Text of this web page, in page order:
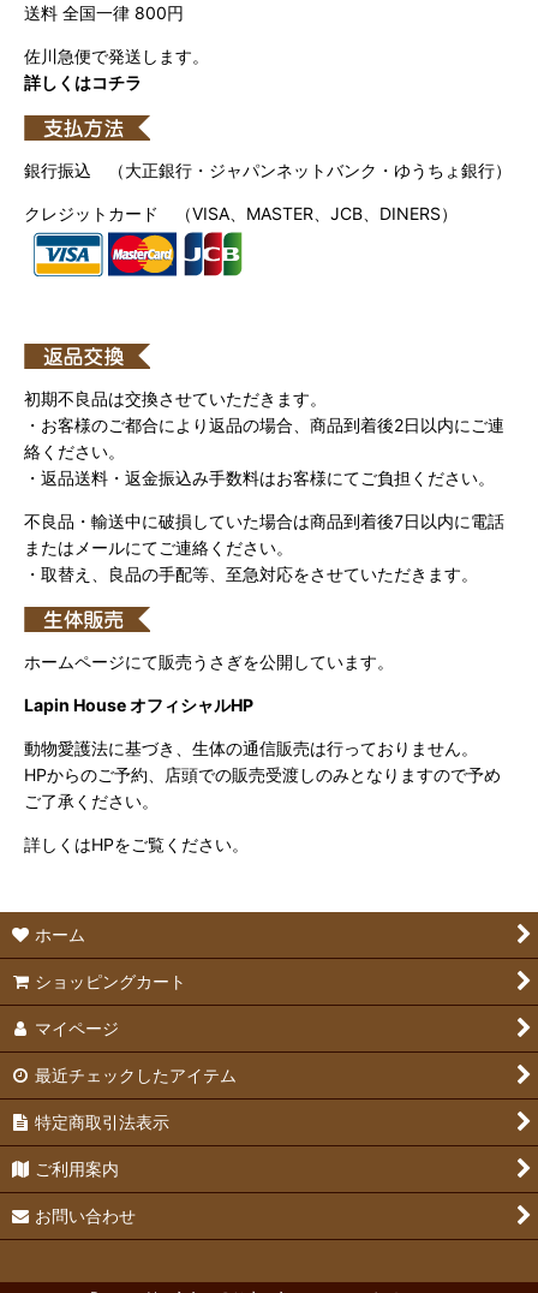
送料 全国一律 800円
佐川急便で発送します。
詳しくはコチラ
銀行振込 （大正銀行・ジャパンネットバンク・ゆうちょ銀行）
クレジットカード （VISA、MASTER、JCB、DINERS）
初期不良品は交換させていただきます。
・お客様のご都合により返品の場合、商品到着後2日以内にご連
絡ください。
・返品送料・返金振込み手数料はお客様にてご負担ください。
不良品・輸送中に破損していた場合は商品到着後7日以内に電話
またはメールにてご連絡ください。
・取替え、良品の手配等、至急対応をさせていただきます。
ホームページにて販売うさぎを公開しています。
Lapin House オフィシャルHP
動物愛護法に基づき、生体の通信販売は行っておりません。
HPからのご予約、店頭での販売受渡しのみとなりますので予め
ご了承ください。
詳しくはHPをご覧ください。
ホーム
ショッピングカート
マイページ
最近チェックしたアイテム
特定商取引法表示
ご利用案内
お問い合わせ